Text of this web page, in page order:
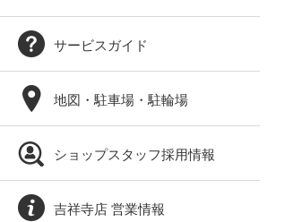
サービスガイド
地図・駐車場・駐輪場
ショップスタッフ採用情報
吉祥寺店 営業情報